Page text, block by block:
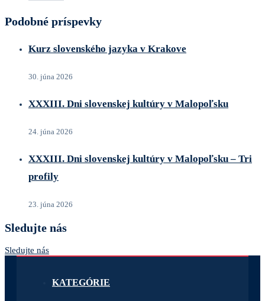
Podobné príspevky
Kurz slovenského jazyka v Krakove
30. júna 2026
XXXIII. Dni slovenskej kultúry v Malopoľsku
24. júna 2026
XXXIII. Dni slovenskej kultúry v Malopoľsku – Tri
profily
23. júna 2026
Sledujte nás
Sledujte nás
KATEGÓRIE